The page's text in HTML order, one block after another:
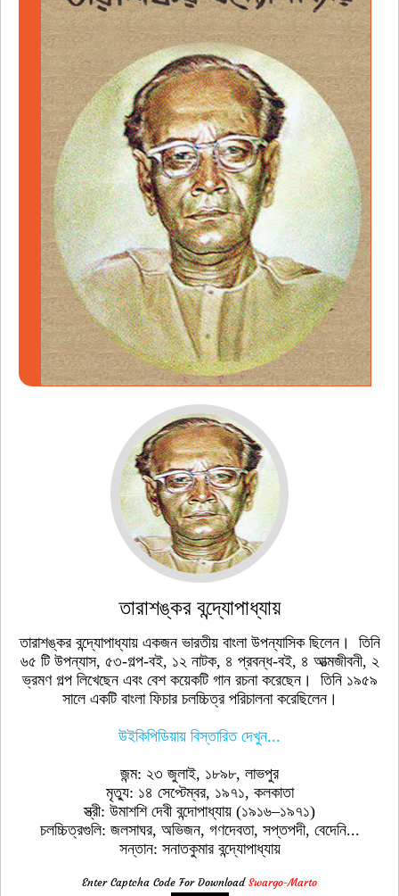
তারাশঙ্কর বন্দ্যোপাধ্যায়
তারাশঙ্কর বন্দ্যোপাধ্যায় একজন ভারতীয় বাংলা উপন্যাসিক ছিলেন। তিনি
৬৫ টি উপন্যাস, ৫৩-গল্প-বই, ১২ নাটক, ৪ প্রবন্ধ-বই, ৪ আত্মজীবনী, ২
ভ্রমণ গল্প লিখেছেন এবং বেশ কয়েকটি গান রচনা করেছেন। তিনি ১৯৫৯
সালে একটি বাংলা ফিচার চলচ্চিত্র পরিচালনা করেছিলেন।
উইকিপিডিয়ায় বিস্তারিত দেখুন...
জন্ম: ২৩ জুলাই, ১৮৯৮, লাভপুর
মৃত্যু: ১৪ সেপ্টেম্বর, ১৯৭১, কলকাতা
স্ত্রী: উমাশশি দেবী বন্দোপাধ্যায় (১৯১৬–১৯৭১)
চলচ্চিত্রগুলি: জলসাঘর, অভিজন, গণদেবতা, সপ্তপদী, বেদেনি...
সন্তান: সনাতকুমার বন্দ্যোপাধ্যায়
Enter Captcha Code For Download Swargo-Marto